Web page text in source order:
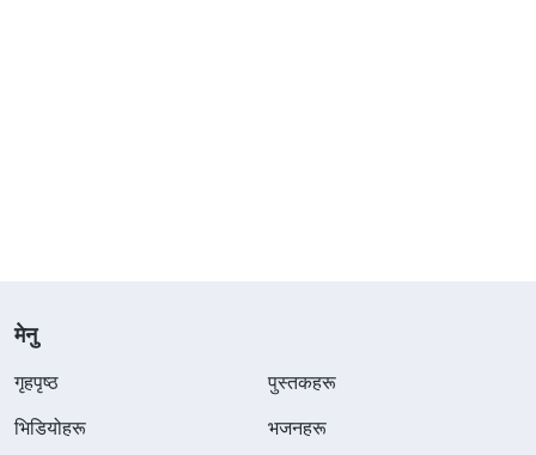
मेनु
गृहपृष्ठ
पुस्तकहरू
भिडियोहरू
भजनहरू